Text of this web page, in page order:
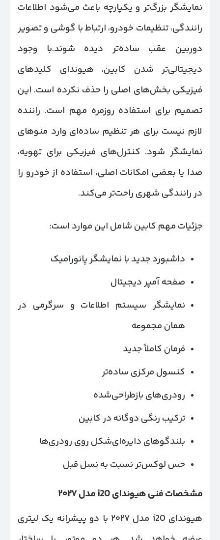
نمایشگر بزرگ‌تر و یکپارچه باعث می‌شود اطلاعات
رانندگی، تنظیمات خودرو، ارتباط با گوشی و تصویر
دوربین عقب ساده‌تر دیده شوند.با وجود
دیجیتالی‌تر شدن کابین، هیوندای کلیدهای
فیزیکی بخش‌های اصلی را حذف نکرده است. این
تصمیم برای استفاده روزمره مهم است. راننده
لازم نیست برای هر تنظیم ساده‌ای وارد منوهای
نمایشگر شود. کنترل‌های فیزیکی برای تهویه،
صدا یا بعضی امکانات اصلی، استفاده از خودرو را
در رانندگی شهری راحت‌تر می‌کند.
جزئیات مهم کابین شامل این موارد است:
داشبورد جدید با نمایشگر پانورامیک
صفحه آمپر دیجیتال
نمایشگر سیستم اطلاعات و سرگرمی در
همان مجموعه
فرمان کاملاً جدید
کنسول مرکزی ساده‌تر
رودری‌های بازطراحی‌شده
ترکیب رنگی دوگانه در کابین
بلندگوهای دایره‌ای‌شکل روی رودری‌ها
حس لوکس‌تر نسبت به نسل قبل
مشخصات فنی هیوندای مدل۲۰۲۷
هیوندای i20 مدل ۲۰۲۷ با دو پیشرانه یک لیتری